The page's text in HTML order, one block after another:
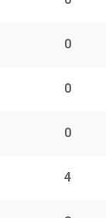
0
0
0
4